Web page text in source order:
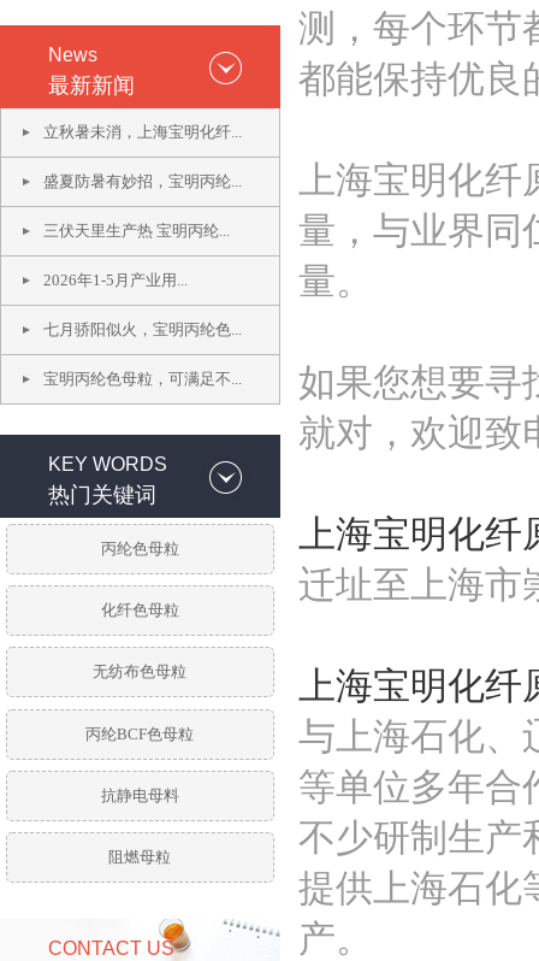
News
最新新闻
立秋暑未消，上海宝明化纤...
盛夏防暑有妙招，宝明丙纶...
三伏天里生产热 宝明丙纶...
2026年1-5月产业用...
七月骄阳似火，宝明丙纶色...
宝明丙纶色母粒，可满足不...
KEY WORDS
热门关键词
丙纶色母粒
化纤色母粒
无纺布色母粒
丙纶BCF色母粒
抗静电母料
阻燃母粒
CONTACT US
测，每个环节
都能保持优良
上海宝明化纤
量，与业界同
量。
如果您想要寻
就对，欢迎致
上海宝明化纤
迁址至上海市
上海宝明化纤
与上海石化、
等单位多年合
不少研制生产
提供上海石化
产。